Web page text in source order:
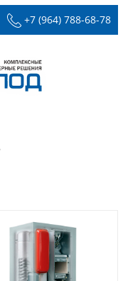
+7 (964) 788-68-78